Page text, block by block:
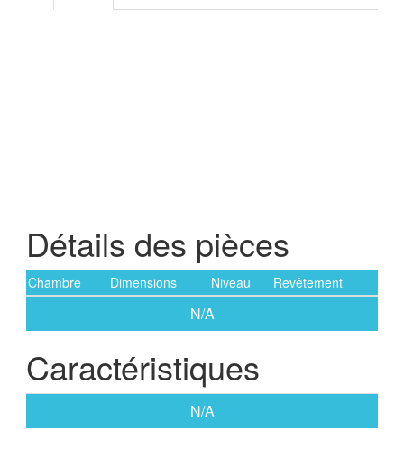
Détails des pièces
Chambre Dimensions Niveau Revêtement
N/A
Caractéristiques
N/A